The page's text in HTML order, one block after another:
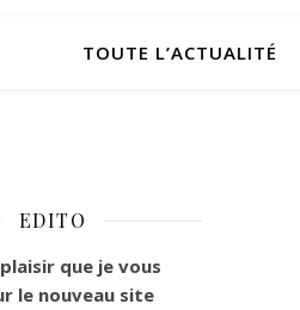
TOUTE L’ACTUALITÉ
EDITO
que je vous
le nouveau site